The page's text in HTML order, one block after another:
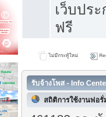
เว็บปร
ฟรี
ไม่มีกระทู้ใหม่
รับจ้างโพส - Info
สถิติการใช้งานฟอรั่